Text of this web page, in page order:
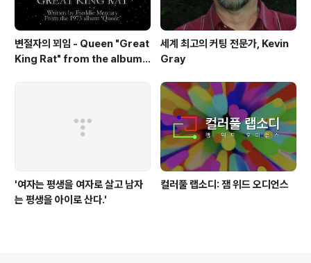
변절자의 꾀임 - Queen "Great
King Rat" from the album
세계 최고의 커팅 전문가, Kevin
Gray
'여자는 평생을 여자로 살고 남자
는 평생을 아이로 산다.'
컬러풀 랩소디: 잼 위드 오디언스